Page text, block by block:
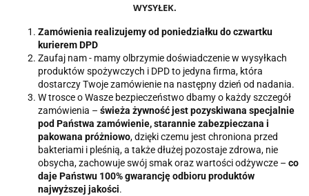
WYSYŁEK.
Zamówienia realizujemy od poniedziałku do czwartku
kurierem DPD
Zaufaj nam - mamy olbrzymie doświadczenie w wysyłkach
produktów spożywczych i DPD to jedyna firma, która
dostarczy Twoje zamówienie na następny dzień od nadania.
W trosce o Wasze bezpieczeństwo dbamy o każdy szczegół
zamówienia – świeża żywność jest pozyskiwana specjalnie
pod Państwa zamówienie, starannie zabezpieczana i
pakowana próżniowo, dzięki czemu jest chroniona przed
bakteriami i pleśnią, a także dłużej pozostaje zdrowa, nie
obsycha, zachowuje swój smak oraz wartości odżywcze – co
daje Państwu 100% gwarancję odbioru produktów
najwyższej jakości.